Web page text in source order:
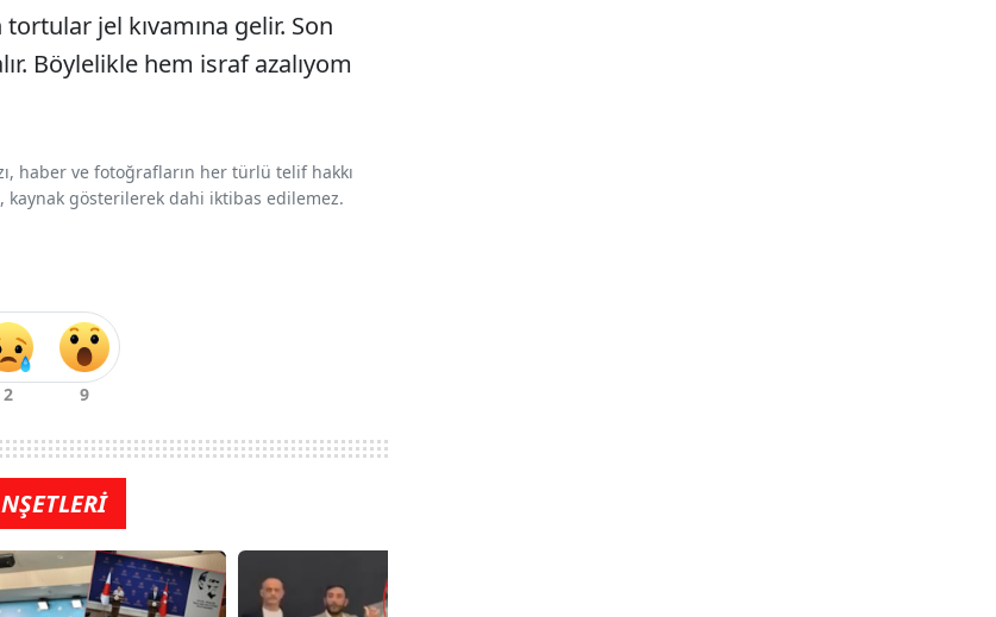
jel kıvamına gelir. Son
Böylelikle hem israf azalıyom
haber ve fotoğrafların her türlü telif hakkı
kaynak gösterilerek dahi iktibas edilemez.